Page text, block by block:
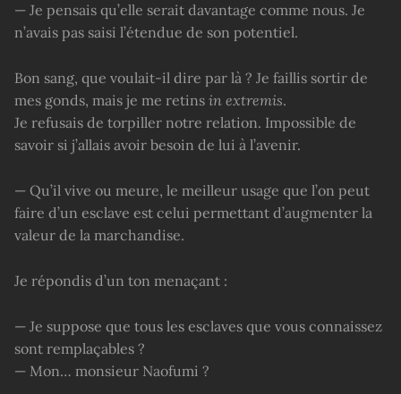
— Je pensais qu’elle serait davantage comme nous. Je
n’avais pas saisi l’étendue de son potentiel.
Bon sang, que voulait-il dire par là ? Je faillis sortir de
mes gonds, mais je me retins in extremis.
Je refusais de torpiller notre relation. Impossible de
savoir si j’allais avoir besoin de lui à l’avenir.
— Qu’il vive ou meure, le meilleur usage que l’on peut
faire d’un esclave est celui permettant d’augmenter la
valeur de la marchandise.
Je répondis d’un ton menaçant :
— Je suppose que tous les esclaves que vous connaissez
sont remplaçables ?
— Mon… monsieur Naofumi ?